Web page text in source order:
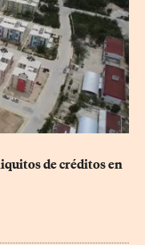
de créditos en